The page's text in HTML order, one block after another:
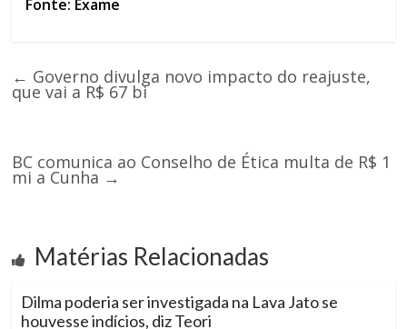
Fonte: Exame
← Governo divulga novo impacto do reajuste,
que vai a R$ 67 bi
BC comunica ao Conselho de Ética multa de R$ 1
mi a Cunha →
Matérias Relacionadas
Dilma poderia ser investigada na Lava Jato se
houvesse indícios, diz Teori